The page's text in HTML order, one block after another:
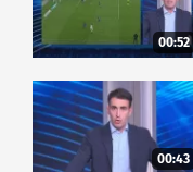
00:52
00:43